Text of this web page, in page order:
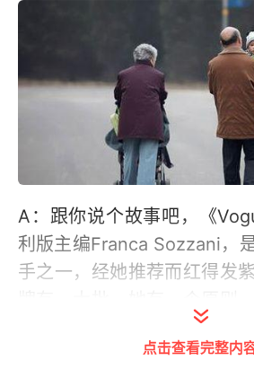
A：跟你说个故事吧，《
利版主编Franca Sozzani，
手之一，经她推荐而红得发
品牌的赞助。她平时爱穿的
衣库这样的平价品牌。她清
点击查看完整内